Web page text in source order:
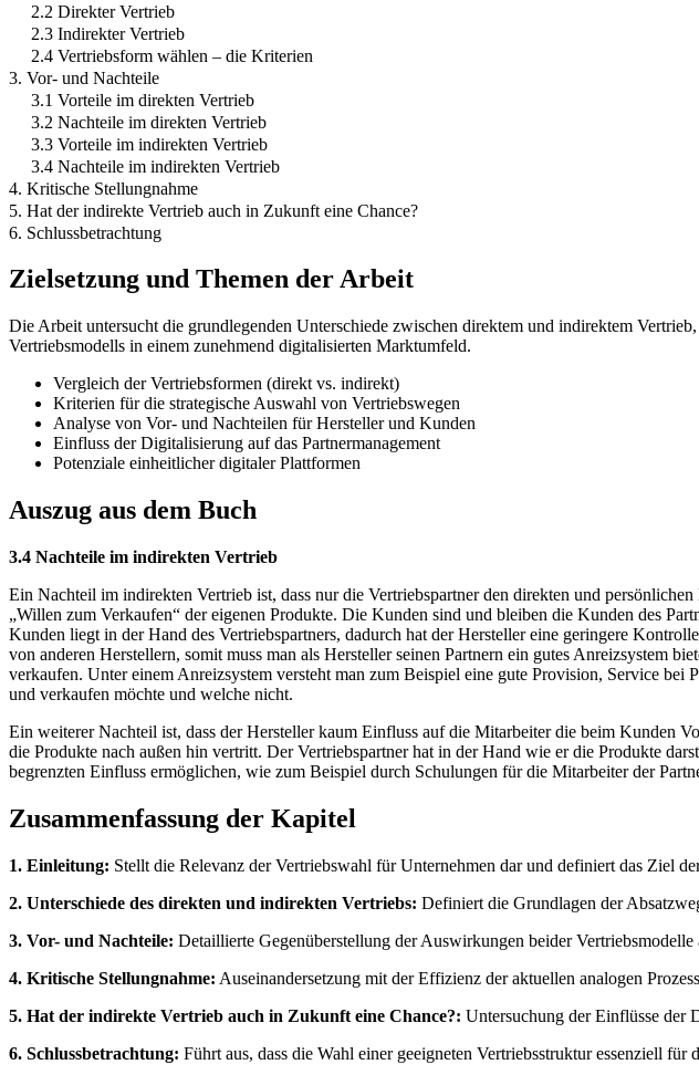
2.2 Direkter Vertrieb
2.3 Indirekter Vertrieb
2.4 Vertriebsform wählen – die Kriterien
3. Vor- und Nachteile
3.1 Vorteile im direkten Vertrieb
3.2 Nachteile im direkten Vertrieb
3.3 Vorteile im indirekten Vertrieb
3.4 Nachteile im indirekten Vertrieb
4. Kritische Stellungnahme
5. Hat der indirekte Vertrieb auch in Zukunft eine Chance?
6. Schlussbetrachtung
Zielsetzung und Themen der Arbeit
Die Arbeit untersucht die grundlegenden Unterschiede zwischen direktem und indirektem
Vertriebsmodells in einem zunehmend digitalisierten Marktumfeld.
Vergleich der Vertriebsformen (direkt vs. indirekt)
Kriterien für die strategische Auswahl von Vertriebswegen
Analyse von Vor- und Nachteilen für Hersteller und Kunden
Einfluss der Digitalisierung auf das Partnermanagement
Potenziale einheitlicher digitaler Plattformen
Auszug aus dem Buch
3.4 Nachteile im indirekten Vertrieb
Ein Nachteil im indirekten Vertrieb ist, dass nur die Vertriebspartner den direkten und
„Willen zum Verkaufen“ der eigenen Produkte. Die Kunden sind und bleiben die Kunden des
Kunden liegt in der Hand des Vertriebspartners, dadurch hat der Hersteller eine geringere
von anderen Herstellern, somit muss man als Hersteller seinen Partnern ein gutes Anreizsystem
verkaufen. Unter einem Anreizsystem versteht man zum Beispiel eine gute Provision, Service
und verkaufen möchte und welche nicht.
Ein weiterer Nachteil ist, dass der Hersteller kaum Einfluss auf die Mitarbeiter die beim Kunden
die Produkte nach außen hin vertritt. Der Vertriebspartner hat in der Hand wie er die Produkte
begrenzten Einfluss ermöglichen, wie zum Beispiel durch Schulungen für die Mitarbeiter der
Zusammenfassung der Kapitel
1. Einleitung: Stellt die Relevanz der Vertriebswahl für Unternehmen dar und definiert das Ziel
2. Unterschiede des direkten und indirekten Vertriebs: Definiert die Grundlagen der
3. Vor- und Nachteile: Detaillierte Gegenüberstellung der Auswirkungen beider
4. Kritische Stellungnahme: Auseinandersetzung mit der Effizienz der aktuellen analogen
5. Hat der indirekte Vertrieb auch in Zukunft eine Chance?: Untersuchung der Einflüsse der
6. Schlussbetrachtung: Führt aus, dass die Wahl einer geeigneten Vertriebsstruktur essenziell